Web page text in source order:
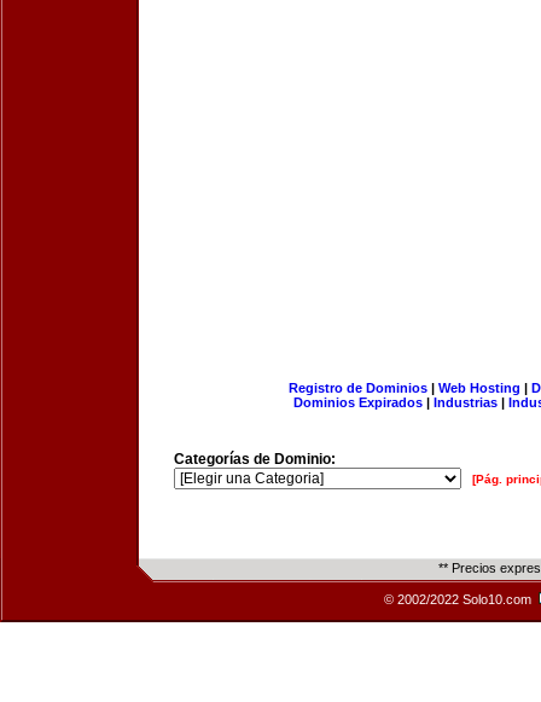
Registro de Dominios| Web Hosting |
Dominios Expirados | Industrias |
Categorías de Dominio:
[Pág.
** Precios
© 2002/2022 Solo10.com